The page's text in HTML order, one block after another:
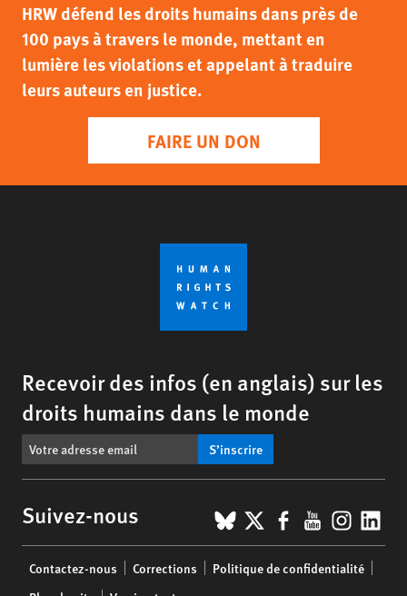
HRW défend les droits humains dans près de
100 pays à travers le monde, mettant en
lumière les violations et appelant à traduire
leurs auteurs en justice.
FAIRE UN DON
Recevoir des infos (en anglais) sur les
droits humains dans le monde
S’inscrire
Suivez-nous BlueSky
X Facebook
YouTube
menu
Contactez-nous Corrections
Politique de confidentialité